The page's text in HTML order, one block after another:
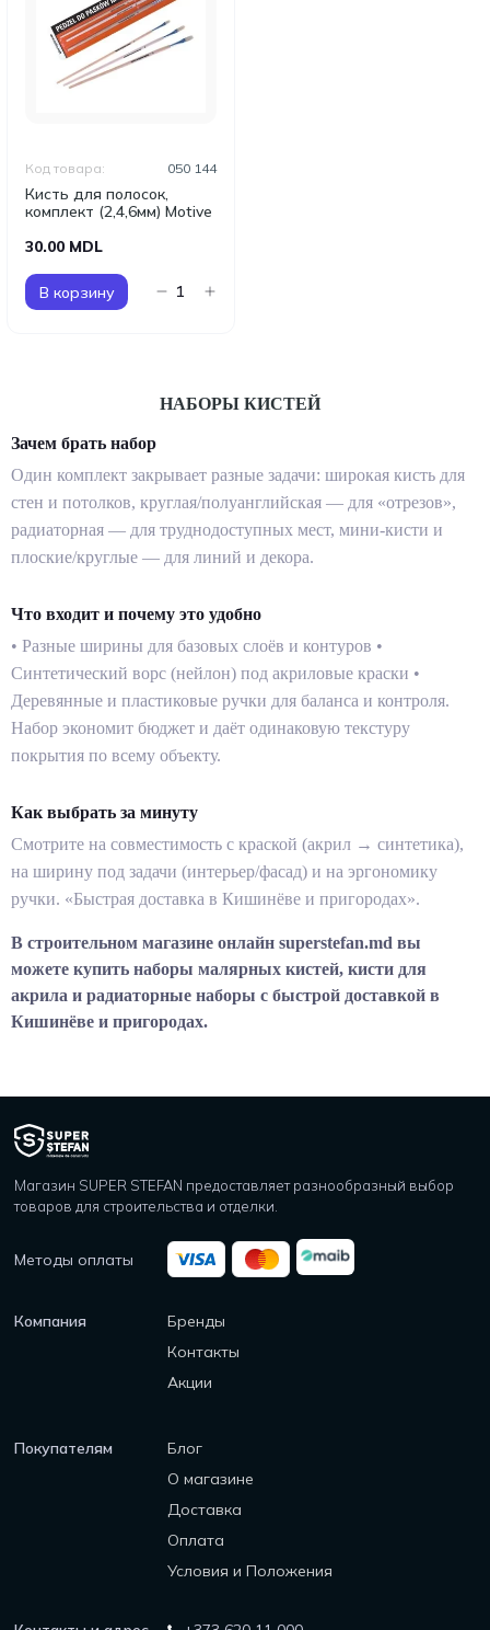
Кисть для полосок,
комплект (2,4,6мм) Motive
Код товара: 050 144
30.00 MDL
В корзину
НАБОРЫ КИСТЕЙ
Зачем брать набор
Один комплект закрывает разные задачи: широкая кисть для
стен и потолков, круглая/полуанглийская — для «отрезов»,
радиаторная — для труднодоступных мест, мини-кисти и
плоские/круглые — для линий и декора.
Что входит и почему это удобно
• Разные ширины для базовых слоёв и контуров •
Синтетический ворс (нейлон) под акриловые краски •
Деревянные и пластиковые ручки для баланса и контроля.
Набор экономит бюджет и даёт одинаковую текстуру
покрытия по всему объекту.
Как выбрать за минуту
Смотрите на совместимость с краской (акрил → синтетика),
на ширину под задачи (интерьер/фасад) и на эргономику
ручки. «Быстрая доставка в Кишинёве и пригородах».
В строительном магазине онлайн superstefan.md вы
можете купить наборы малярных кистей, кисти для
акрила и радиаторные наборы с быстрой доставкой в
Кишинёве и пригородах.
Магазин SUPER STEFAN предоставляет разнообразный выбор
товаров для строительства и отделки.
Методы оплаты
Компания
Бренды
Контакты
Акции
Покупателям
Блог
О магазине
Доставка
Оплата
Условия и Положения